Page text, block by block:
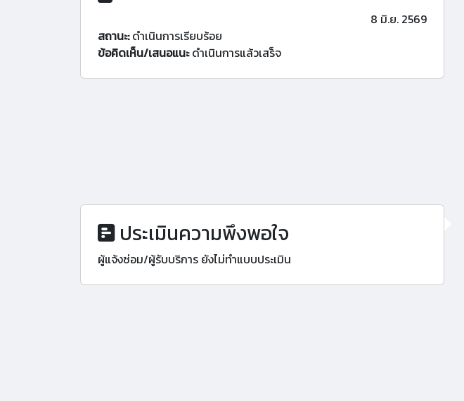
8 มิ.ย. 2569
สถานะ:ดำเนินการเรียบร้อย
ข้อคิดเห็น/เสนอแนะดำเนินการแล้วเสร็จ
ประเมินความพึงพอใจ
ผู้แจ้งซ่อม/ผู้รับบริการ ยังไม่ทำแบบประเมิน